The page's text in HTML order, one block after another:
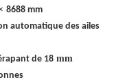
8688 mm
automatique des ailes
de 18 mm